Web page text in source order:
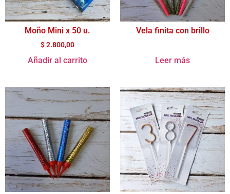
Moño Mini x 50 u.
$2.800,00
Añadir al carrito
Vela finita con brillo
Leer más